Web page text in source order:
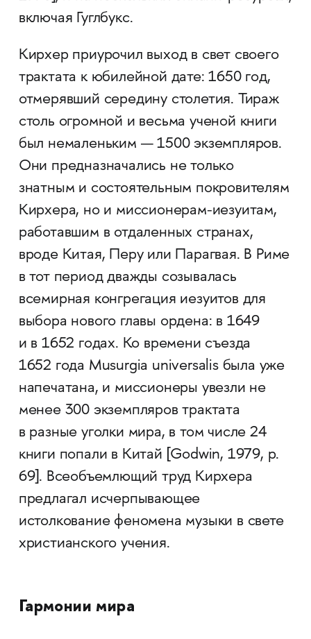
включая Гуглбукс.
Кирхер приурочил выход в свет своего
трактата к юбилейной дате: 1650 год,
отмерявший середину столетия. Тираж
столь огромной и весьма ученой книги
был немаленьким — 1500 экземпляров.
Они предназначались не только
знатным и состоятельным покровителям
Кирхера, но и миссионерам-иезуитам,
работавшим в отдаленных странах,
вроде Китая, Перу или Парагвая. В Риме
в тот период дважды созывалась
всемирная конгрегация иезуитов для
выбора нового главы ордена: в 1649
и в 1652 годах. Ко времени съезда
1652 года Musurgia universalis была уже
напечатана, и миссионеры увезли не
менее 300 экземпляров трактата
в разные уголки мира, в том числе 24
книги попали в Китай [Godwin, 1979, р.
69]. Всеобъемлющий труд Кирхера
предлагал исчерпывающее
истолкование феномена музыки в свете
христианского учения.
Гармонии мира